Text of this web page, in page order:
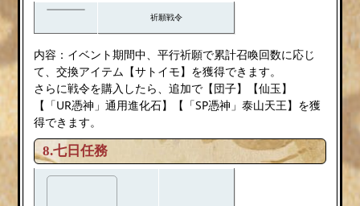
祈願戦令
内容：イベント期間中、平行祈願で累計召喚回数に応じ
て、交換アイテム【サトイモ】を獲得できます。
さらに戦令を購入したら、追加で【団子】【仙玉】
【「UR憑神」通用進化石】【「SP憑神」泰山天王】を獲
得できます。
8.七日任務